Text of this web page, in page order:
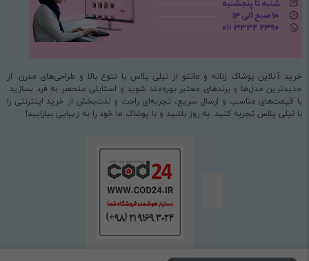
خرید آنلاین پوشاک زنانه و مانتو از نیلی پلاس با تنوع بالا و طراحی‌های مدرن. از
جدیدترین مدل‌ها و برندهای معتبر بهره‌مند شوید و استایلی منحصر به فرد بسازید.
با قیمت‌های مناسب و ارسال سریع، تجربه‌ای راحت و لذت‌بخش از خرید اینترنتی را
با نیلی پلاس تجربه کنید. به روز باشید و با پوشاک ما خود را به زیبایی بیارایید!